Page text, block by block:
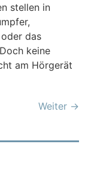
stellen in
das
keine
am Hörgerät
Weiter →